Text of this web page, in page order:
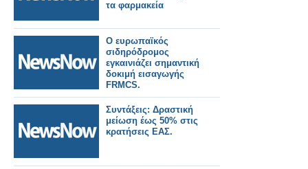
τα φαρμακεία
Ο ευρωπαϊκός
σιδηρόδρομος
εγκαινιάζει σημαντική
δοκιμή εισαγωγής
FRMCS.
Συντάξεις: Δραστική
μείωση έως 50% στις
κρατήσεις ΕΑΣ.